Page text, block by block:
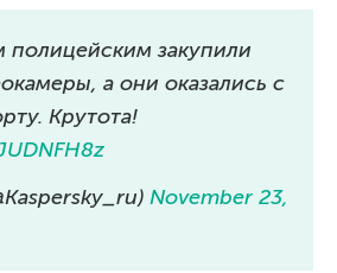
полицейским закупили
а они оказались с
Крутота!
November 23,